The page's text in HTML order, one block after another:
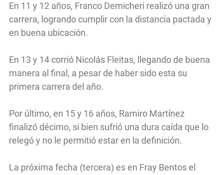
En 11 y 12 años, Franco Demicheri realizó una gran
carrera, logrando cumplir con la distancia pactada y
en buena ubicación.
En 13 y 14 corrió Nicolás Fleitas, llegando de buena
manera al final, a pesar de haber sido esta su
primera carrera del año.
Por último, en 15 y 16 años, Ramiro Martínez
finalizó décimo, si bien sufrió una dura caída que lo
relegó y no le permitió estar en la definición.
La próxima fecha (tercera) es en Fray Bentos el